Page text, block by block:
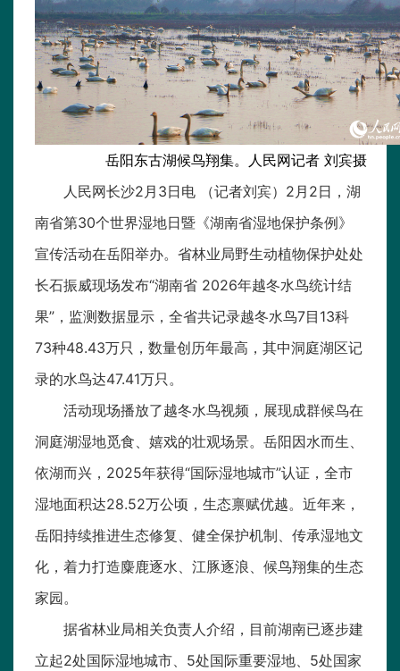
岳阳东古湖候鸟翔集。人民网记者 刘宾摄
人民网长沙2月3日电 （记者刘宾）2月2日，湖
南省第30个世界湿地日暨《湖南省湿地保护条例》
宣传活动在岳阳举办。省林业局野生动植物保护处处
长石振威现场发布“湖南省 2026年越冬水鸟统计结
果”，监测数据显示，全省共记录越冬水鸟7目13科
73种48.43万只，数量创历年最高，其中洞庭湖区记
录的水鸟达47.41万只。
活动现场播放了越冬水鸟视频，展现成群候鸟在
洞庭湖湿地觅食、嬉戏的壮观场景。岳阳因水而生、
依湖而兴，2025年获得“国际湿地城市”认证，全市
湿地面积达28.52万公顷，生态禀赋优越。近年来，
岳阳持续推进生态修复、健全保护机制、传承湿地文
化，着力打造麋鹿逐水、江豚逐浪、候鸟翔集的生态
家园。
据省林业局相关负责人介绍，目前湖南已逐步建
立起2处国际湿地城市、5处国际重要湿地、5处国家